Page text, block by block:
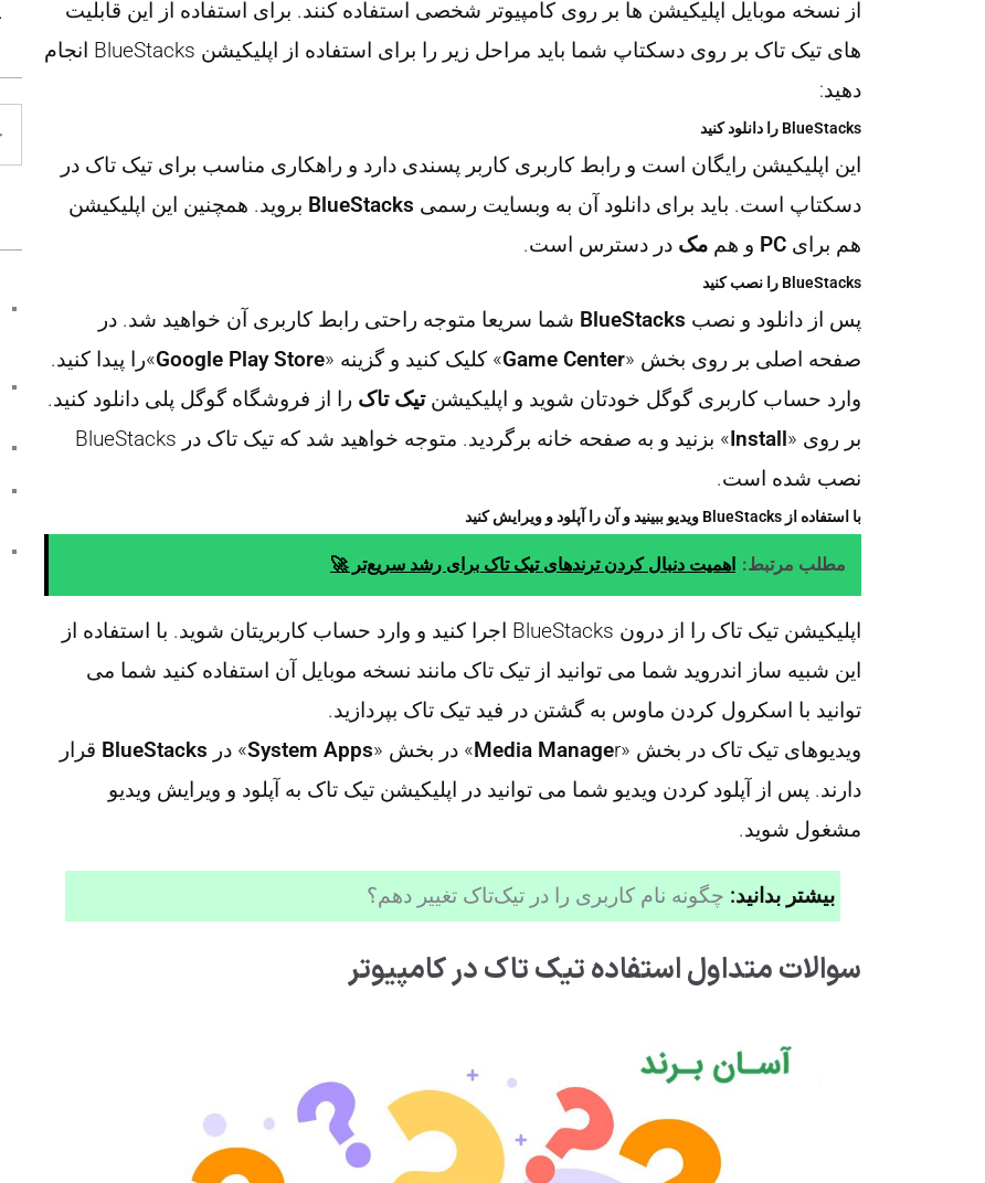
از نسخه موبایل اپلیکیشن ها بر روی کامپیوتر شخصی استفاده کنند. برای استفاده از این قابلیت
های تیک تاک بر روی دسکتاپ شما باید مراحل زیر را برای استفاده از اپلیکیشن BlueStacks انجام
دهید:
BlueStacks را دانلود کنید
این اپلیکیشن رایگان است و رابط کاربری کاربر پسندی دارد و راهکاری مناسب برای تیک تاک در
دسکتاپ است. باید برای دانلود آن به وبسایت رسمی BlueStacks بروید. همچنین این اپلیکیشن
هم برای PC و هم مک در دسترس است.
BlueStacks را نصب کنید
پس از دانلود و نصب BlueStacks شما سریعا متوجه راحتی رابط کاربری آن خواهید شد. در
صفحه اصلی بر روی بخش «Game Center» کلیک کنید و گزینه «Google Play Store»‌را پیدا کنید.
وارد حساب کاربری گوگل خودتان شوید و اپلیکیشن تیک تاک را از فروشگاه گوگل پلی دانلود کنید.
بر روی «Install
» بزنید و به صفحه خانه برگردید. متوجه خواهید شد که تیک تاک در BlueStacks
نصب شده است.
با استفاده از BlueStacks ویدیو ببینید و آن را آپلود و ویرایش کنید
مطلب مرتبط: اهمیت دنبال کردن ترندهای تیک تاک برای رشد سریع‌تر 🚀
اپلیکیشن تیک تاک را از درون BlueStacks اجرا کنید و وارد حساب کاربریتان شوید. با استفاده از
این شبیه ساز اندروید شما می توانید از تیک تاک مانند نسخه موبایل آن استفاده کنید شما می
توانید با اسکرول کردن ماوس به گشتن در فید تیک تاک بپردازید.
ویدیوهای تیک تاک در بخش « Media Manager» در بخش « System Apps» در BlueStacks قرار
دارند. پس از آپلود کردن ویدیو شما می توانید در اپلیکیشن تیک تاک به آپلود و ویرایش ویدیو
مشغول شوید.
بیشتر بدانید: چگونه نام کاربری را در تیک‌تاک تغییر دهم؟
سوالات متداول استفاده تیک تاک در کامپیوتر